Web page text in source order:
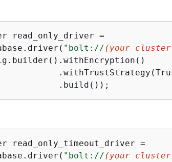
read_only_driver =
"bolt:// (your cluster
.build());
read_only_timeout_driver =
"bolt:// (your cluster